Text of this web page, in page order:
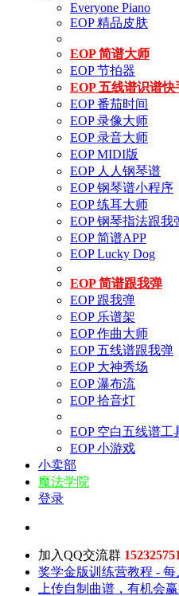
Everyone Piano
EOP 精品皮肤
EOP 简谱大师
EOP 节拍器
EOP 五线谱识谱快
EOP 番茄时间
EOP 录像大师
EOP 录音大师
EOP MIDI版
EOP 人人钢琴谱
EOP 钢琴谱小程序
EOP 练耳大师
EOP 钢琴指法跟我
EOP 简谱APP
EOP Lucky Dog
EOP 简谱跟我弹
EOP 跟我弹
EOP 乐谱架
EOP 作曲大师
EOP 五线谱跟我弹
EOP 大神秀场
EOP 瀑布流
EOP 拾音灯
EOP 空白五线谱工
EOP 小游戏
小卖部
魔法学院
登录
加入QQ交流群 152325751
奖学金版训练营教程 - 每
上传自制曲谱，有机会